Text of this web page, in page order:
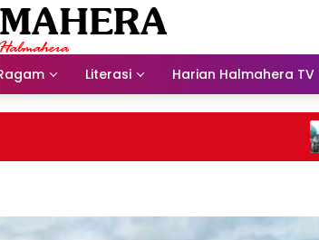
Literasi Harian Halmahera TV